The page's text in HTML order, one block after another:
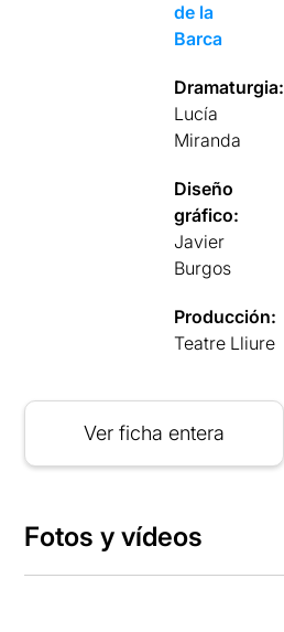
de la
Barca
Dramaturgia:
Lucía
Miranda
Diseño
gráfico:
Javier
Burgos
Producción:
Teatre Lliure
Ver ficha entera
Fotos y vídeos